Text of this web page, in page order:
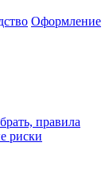
Оформление
правила
риски